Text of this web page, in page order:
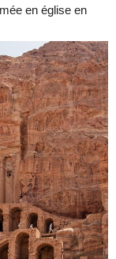
en église en